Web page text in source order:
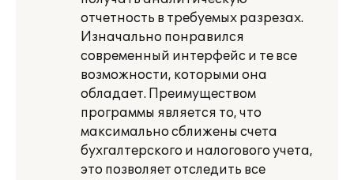
отчетность в требуемых разрезах.
Изначально понравился
современный интерфейс и те все
возможности, которыми она
обладает. Преимуществом
программы является то, что
максимально сближены счета
бухгалтерского и налогового учета,
это позволяет отследить все